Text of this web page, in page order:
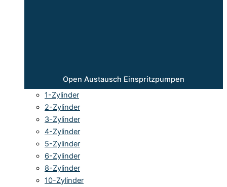
Open Austausch Einspritzpumpen
1-Zylinder
2-Zylinder
3-Zylinder
4-Zylinder
5-Zylinder
6-Zylinder
8-Zylinder
10-Zylinder